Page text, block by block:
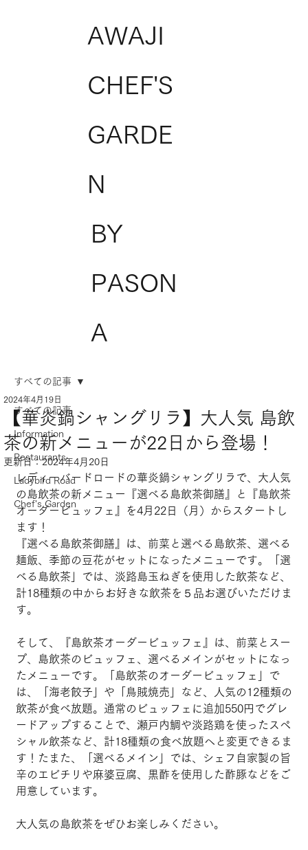
AWAJI
CHEF'S
GARDE
N
BY
PASON
A
すべての記事
Information
Restaurants
Ladybird Road
Chef's Garden
すべての記事
【華炎鍋シャングリラ】大人気 島飲
茶の新メニューが22日から登場！
2024年4月19日
更新日：2024年4月20日
レディーバードロードの華炎鍋シャングリラで、大人気
の島飲茶の新メニュー『選べる島飲茶御膳』と『島飲茶
オーダービュッフェ』を4月22日（月）からスタートし
ます！
『選べる島飲茶御膳』は、前菜と選べる島飲茶、選べる
麺飯、季節の豆花がセットになったメニューです。「選
べる島飲茶」では、淡路島玉ねぎを使用した飲茶など、
計18種類の中からお好きな飲茶を５品お選びいただけま
す。
そして、『島飲茶オーダービュッフェ』は、前菜とスー
プ、島飲茶のビュッフェ、選べるメインがセットになっ
たメニューです。「島飲茶のオーダービュッフェ」で
は、「海老餃子」や「鳥賊焼売」など、人気の12種類の
飲茶が食べ放題。通常のビュッフェに追加550円でグレ
ードアップすることで、瀬戸内鯛や淡路鶏を使ったスペ
シャル飲茶など、計18種類の食べ放題へと変更できるま
す！たまた、「選べるメイン」では、シェフ自家製の旨
辛のエビチリや麻婆豆腐、黒酢を使用した酢豚などをご
用意しています。
大人気の島飲茶をぜひお楽しみください。